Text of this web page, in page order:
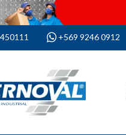
+569 9246 0912